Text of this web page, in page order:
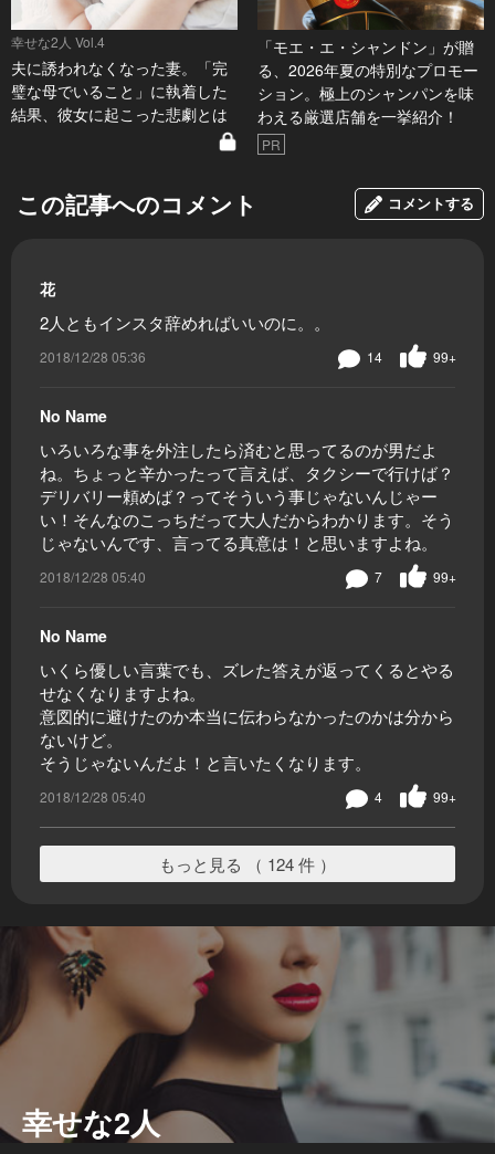
幸せな2人 Vol.4
夫に誘われなくなった妻。「完
璧な母でいること」に執着した
結果、彼女に起こった悲劇とは
「モエ・エ・シャンドン」が贈
る、2026年夏の特別なプロモー
ション。極上のシャンパンを味
わえる厳選店舗を一挙紹介！
PR
この記事へのコメント コメントする
花
2人ともインスタ辞めればいいのに。。
2018/12/28 05:36 99+
14
No Name
いろいろな事を外注したら済むと思ってるのが男だよ
ね。ちょっと辛かったって言えば、タクシーで行けば？
デリバリー頼めば？ってそういう事じゃないんじゃー
い！そんなのこっちだって大人だからわかります。そう
じゃないんです、言ってる真意は！と思いますよね。
2018/12/28 05:40 99+
7
No Name
いくら優しい言葉でも、ズレた答えが返ってくるとやる
せなくなりますよね。
意図的に避けたのか本当に伝わらなかったのかは分から
ないけど。
そうじゃないんだよ！と言いたくなります。
2018/12/28 05:40 99+
4
もっと見る （ 124 件 ）
幸せな2人